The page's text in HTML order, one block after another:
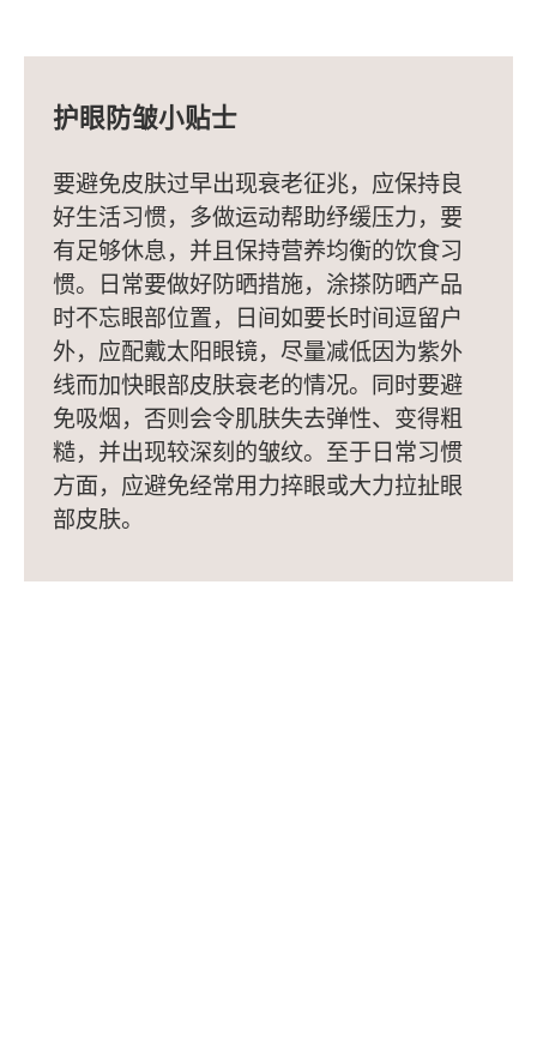
护眼防皱小贴士
要避免皮肤过早出现衰老征兆，应保持良
好生活习惯，多做运动帮助纾缓压力，要
有足够休息，并且保持营养均衡的饮食习
惯。日常要做好防晒措施，涂搽防晒产品
时不忘眼部位置，日间如要长时间逗留户
外，应配戴太阳眼镜，尽量减低因为紫外
线而加快眼部皮肤衰老的情况。同时要避
免吸烟，否则会令肌肤失去弹性、变得粗
糙，并出现较深刻的皱纹。至于日常习惯
方面，应避免经常用力捽眼或大力拉扯眼
部皮肤。